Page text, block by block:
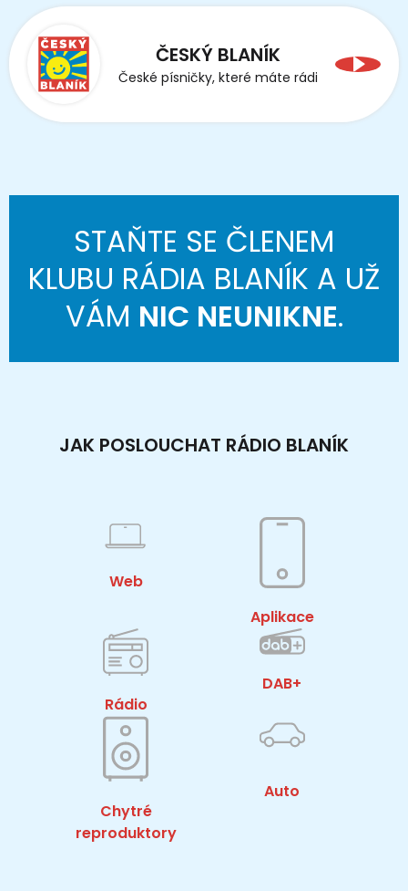
ČESKÝ BLANÍK
České písničky, které máte rádi
STAŇTE SE ČLENEM
KLUBU RÁDIA BLANÍK A UŽ
VÁM NIC NEUNIKNE.
JAK POSLOUCHAT RÁDIO BLANÍK
Web
Aplikace
Rádio
DAB+
Chytré
reproduktory
Auto